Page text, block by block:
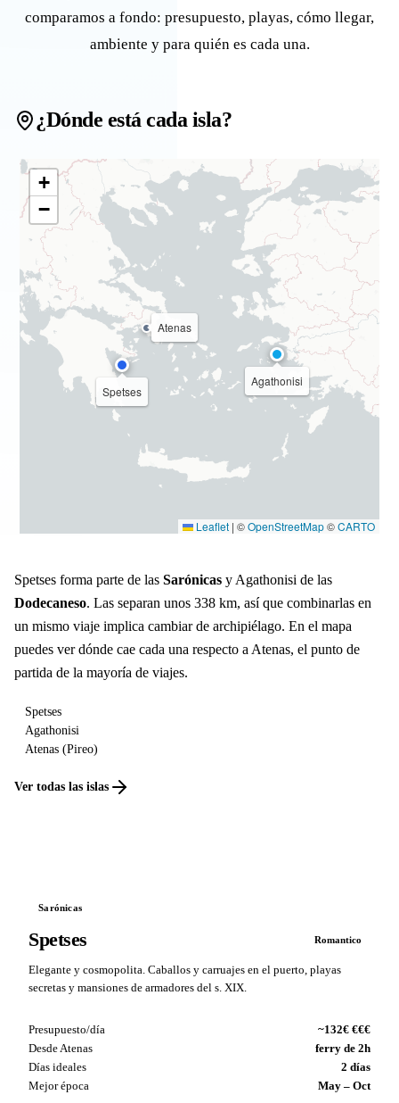
comparamos a fondo: presupuesto, playas, cómo llegar,
ambiente y para quién es cada una.
¿Dónde está cada isla?
Spetses
Agathonisi
Atenas
+
−
Leaflet | ©OpenStreetMap©CARTO
Spetses forma parte de las Sarónicas y Agathonisi de las
Dodecaneso. Las separan unos 338 km, así que combinarlas en
un mismo viaje implica cambiar de archipiélago. En el mapa
puedes ver dónde cae cada una respecto a Atenas, el punto de
partida de la mayoría de viajes.
Spetses
Agathonisi
Atenas (Pireo)
Ver todas las islas
Sarónicas
Spetses Romantico
Elegante y cosmopolita. Caballos y carruajes en el puerto, playas
secretas y mansiones de armadores del s. XIX.
Presupuesto/día
~132€ €€€
Desde Atenas
ferry de 2h
Días ideales
2 días
Mejor época
May – Oct